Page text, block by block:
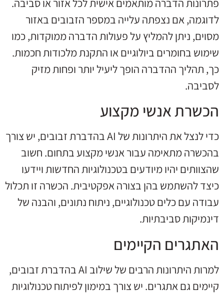
פתרונות הדברה מותאמים אישית לכל אזור או סביבה.
לדוגמה, אם נצפתה עלייה במספר הזבובים באזור
מסוים, ניתן להמליץ על פעולות הדברה ממוקדות, כמו
שימוש בחומרים ביולוגיים או התקנת מלכודות חכמות.
כך, תהליך ההדברה הופך ליעיל יותר ופחות מזיק
לסביבה.
הכשרת אנשי מקצוע
כדי לנצל את היתרונות של AI בהדברת זבובים, יש צורך
בהכשרה מתאימה עבור אנשי מקצוע בתחום. חשוב
שהצוותים יהיו מיודעים בטכנולוגיות החדשות ויידעו
כיצד להשתמש בהן בצורה אפקטיבית. הכשרה זו תכלול
עבודה עם כלים טכנולוגיים, ניתוח נתונים, והבנה של
דינמיקות סביבתיות.
האתגרים הקיימים
למרות היתרונות הרבים של שילוב AI בהדברת זבובים,
קיימים גם אתגרים. יש צורך במימון לפיתוח טכנולוגיות